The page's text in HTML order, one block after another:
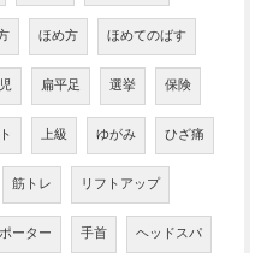
ほめ方 ほめてのばす
扁平足 選挙 保険
上級 ゆがみ ひざ痛
筋トレ リフトアップ
ーター 手首 ヘッドスパ